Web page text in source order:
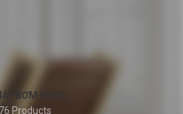
BƠM NƯỚC
Products